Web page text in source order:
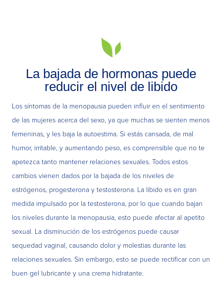
La bajada de hormonas puede
reducir el nivel de libido
Los síntomas de la menopausia pueden influir en el sentimiento
de las mujeres acerca del sexo, ya que muchas se sienten menos
femeninas, y les baja la autoestima. Si estás cansada, de mal
humor, irritable, y aumentando peso, es comprensible que no te
apetezca tanto mantener relaciones sexuales. Todos estos
cambios vienen dados por la bajada de los niveles de
estrógenos, progesterona y testosterona. La libido es en gran
medida impulsado por la testosterona, por lo que cuando bajan
los niveles durante la menopausia, esto puede afectar al apetito
sexual. La disminución de los estrógenos puede causar
sequedad vaginal, causando dolor y molestias durante las
relaciones sexuales. Sin embargo, esto se puede rectificar con un
buen gel lubricante y una crema hidratante.